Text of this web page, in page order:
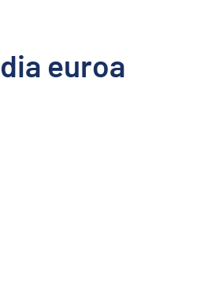
euroa